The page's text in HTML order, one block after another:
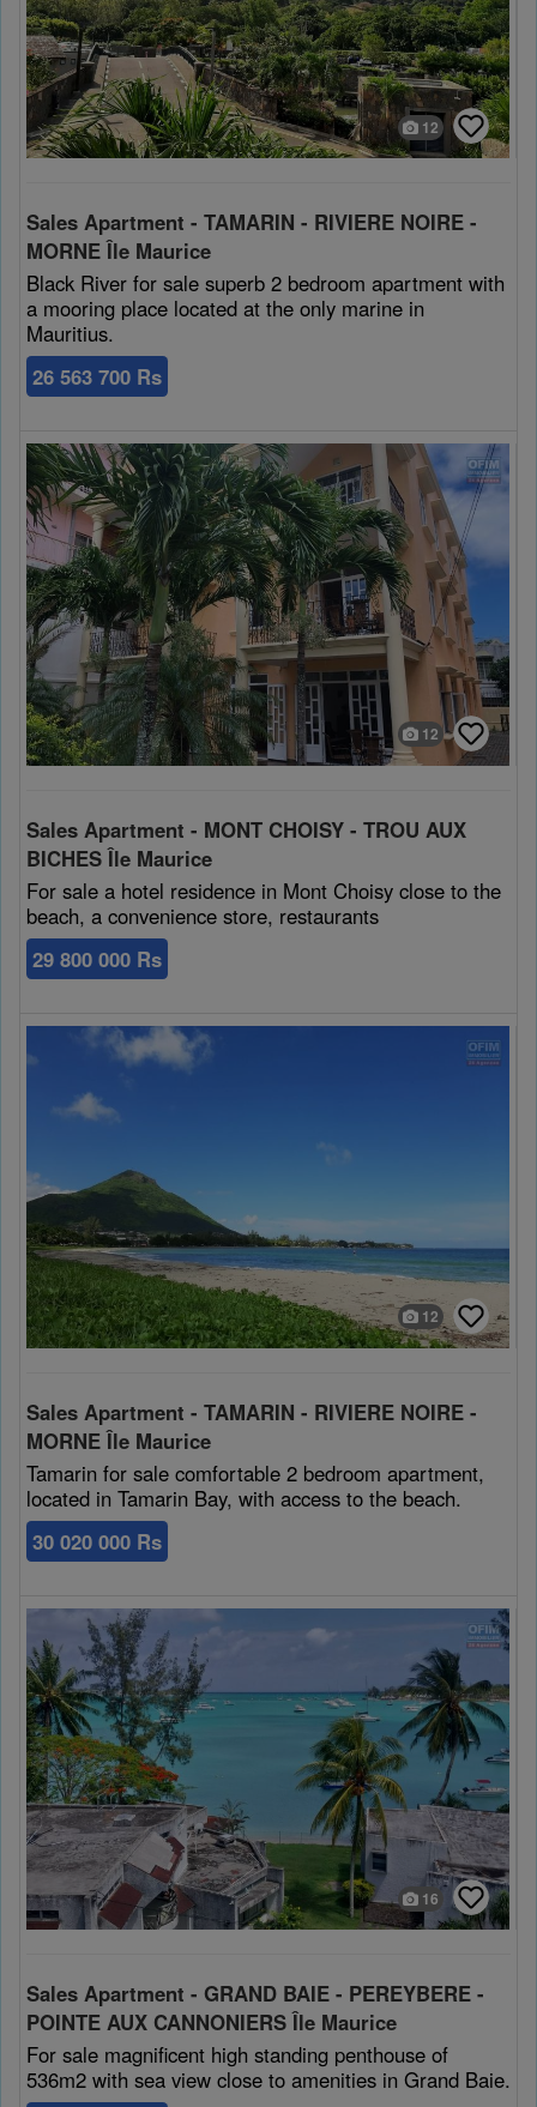
12
Sales Apartment - TAMARIN - RIVIERE NOIRE -
MORNE Île Maurice
Black River for sale superb 2 bedroom apartment with
a mooring place located at the only marine in
Mauritius.
26 563 700 Rs
12
Sales Apartment - MONT CHOISY - TROU AUX
BICHES Île Maurice
For sale a hotel residence in Mont Choisy close to the
beach, a convenience store, restaurants
29 800 000 Rs
12
Sales Apartment - TAMARIN - RIVIERE NOIRE -
MORNE Île Maurice
Tamarin for sale comfortable 2 bedroom apartment,
located in Tamarin Bay, with access to the beach.
30 020 000 Rs
16
Sales Apartment - GRAND BAIE - PEREYBERE -
POINTE AUX CANNONIERS Île Maurice
For sale magnificent high standing penthouse of
536m2 with sea view close to amenities in Grand Baie.